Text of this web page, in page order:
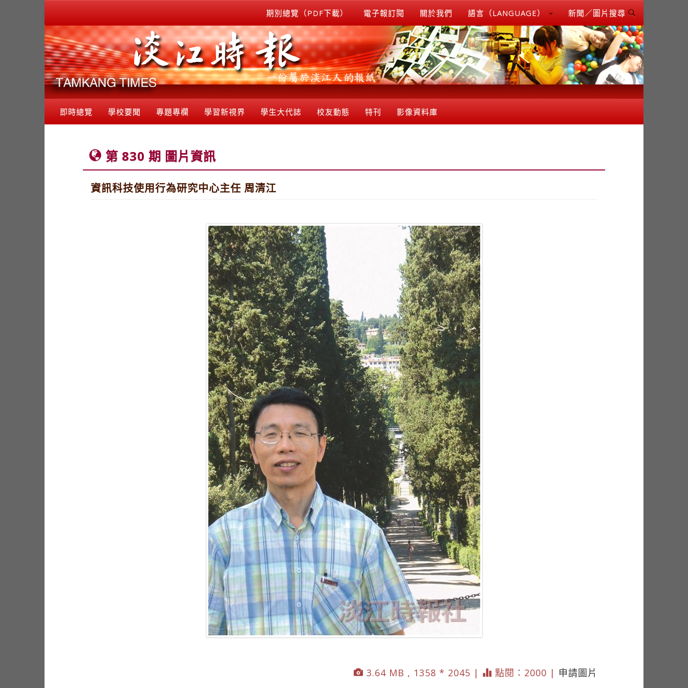
期別總覽（PDF下載） 電子報訂閱 關於我們 語言（LANGUAGE） 新聞／圖片搜尋
即時總覽 學校要聞 專題專欄 學習新視界 學生大代誌 校友動態 特刊 影像資料庫
第 830 期 圖片資訊
資訊科技使用行為研究中心主任 周清江
3.64 MB , 1358 * 2045 | 點閱：2000 | 申請圖片